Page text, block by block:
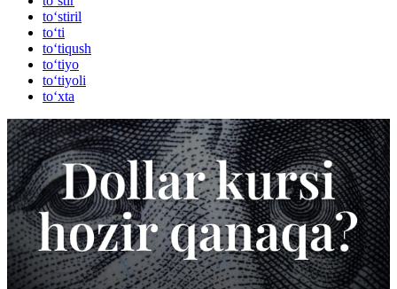
to‘stiril
to‘ti
to‘tiqush
to‘tiyo
to‘tiyoli
to‘xta